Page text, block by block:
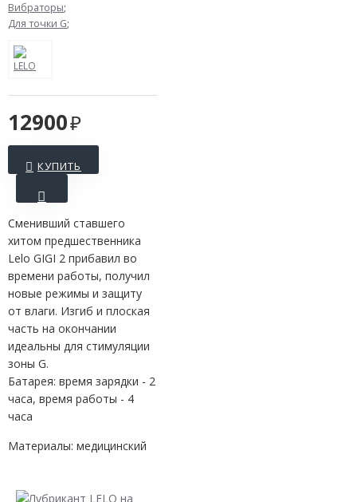
12900
Вибраторы;
Для точки G;
КУПИТЬ
Сменивший ставшего
хитом предшественника
Lelo GIGI 2 прибавил во
времени работы, получил
новые режимы и защиту
от влаги. Изгиб и плоская
часть на окончании
идеальны для стимуляции
зоны G.
Батарея: время зарядки - 2
часа, время работы - 4
часа
Материалы: медицинский